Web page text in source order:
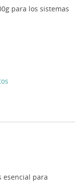
para los sistemas
esencial para